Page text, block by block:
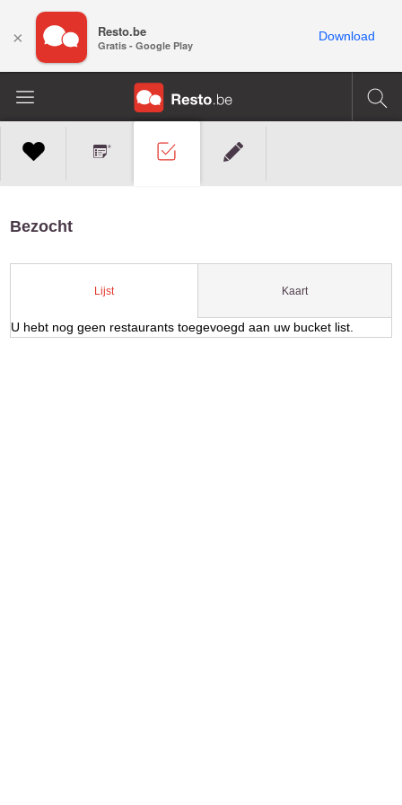
Bezocht
Lijst Kaart
U hebt nog geen restaurants toegevoegd aan uw bucket list.
× Resto.be
Gratis - Google Play
Download